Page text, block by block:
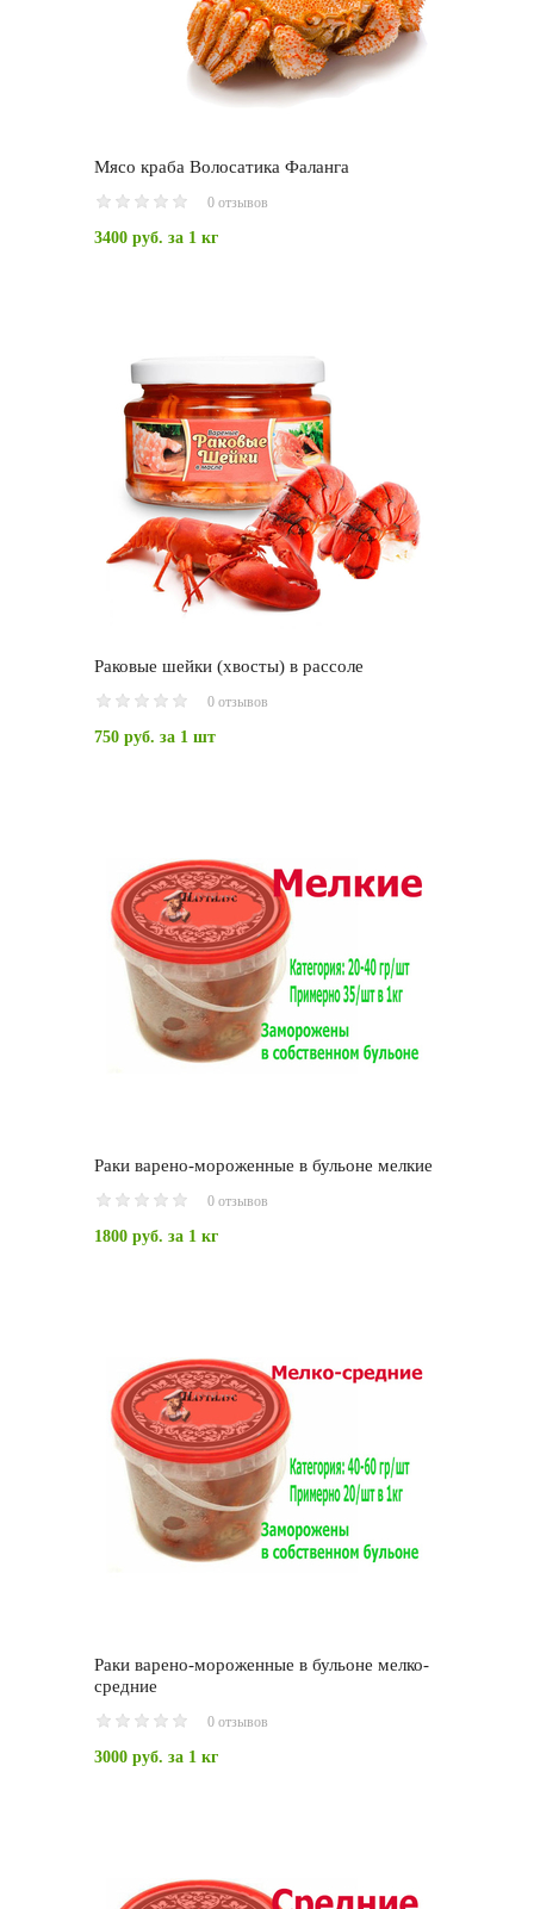
Мясо краба Волосатика Фаланга
0 отзывов
3400 руб. за 1 кг
Раковые шейки (хвосты) в рассоле
0 отзывов
750 руб. за 1 шт
Раки варено-мороженные в бульоне мелкие
0 отзывов
1800 руб. за 1 кг
Раки варено-мороженные в бульоне мелко-
средние
0 отзывов
3000 руб. за 1 кг